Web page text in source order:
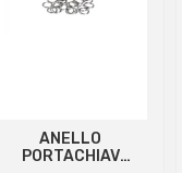
ANELLO
PORTACHIAV